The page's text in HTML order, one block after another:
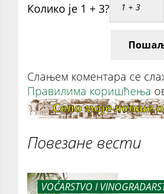
Колико је 1 + 3?
Слањем коментара се
Правилима коришћења
Повезане вести
VOĆARSTVO I